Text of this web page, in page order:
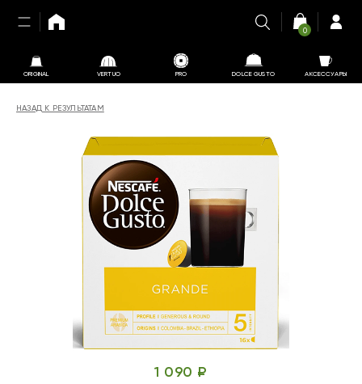
ORIGINAL VERTUO PRO DOLCE GUSTO АКСЕССУАРЫ
0
НАЗАД К РЕЗУЛЬТАТАМ
1 090 ₽